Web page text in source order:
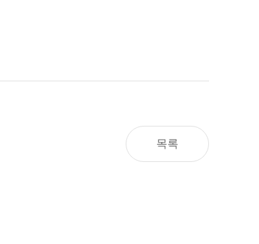
목록